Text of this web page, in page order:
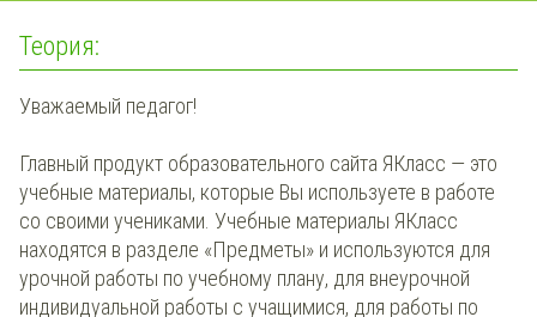
Теория:
Уважаемый педагог!
Главный продукт образовательного сайта ЯКласс — это
учебные материалы, которые Вы используете в работе
со своими учениками. Учебные материалы ЯКласс
находятся в разделе «Предметы» и используются для
урочной работы по учебному плану, для внеурочной
индивидуальной работы с учащимися, для работы по